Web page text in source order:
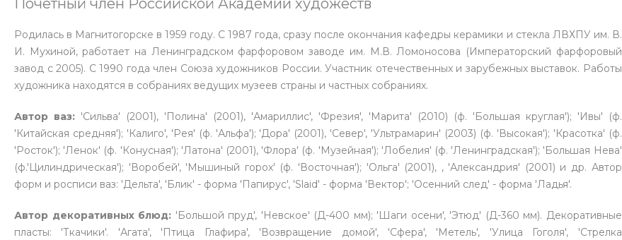
Почётный член Российской Академии художеств
Родилась в Магнитогорске в 1959 году. С 1987 года, сразу после окончания кафедры керамики и стекла ЛВХПУ им. В.
И. Мухиной, работает на Ленинградском фарфоровом заводе им. М.В. Ломоносова (Императорский фарфоровый
завод с 2005). С 1990 года член Союза художников России. Участник отечественных и зарубежных выставок. Работы
художника находятся в собраниях ведущих музеев страны и частных собраниях.
Автор ваз: 'Сильва' (2001), 'Полина' (2001), 'Амариллис', 'Фрезия', 'Марита' (2010) (ф. 'Большая круглая'); 'Ивы' (ф.
'Китайская средняя'); 'Калиго', 'Рея' (ф. 'Альфа'); 'Дора' (2001), 'Север', 'Ультрамарин' (2003) (ф. 'Высокая'); 'Красотка' (ф.
'Росток'); 'Ленок' (ф. 'Конусная'); 'Латона' (2001), 'Флора' (ф. 'Музейная'); 'Лобелия' (ф. 'Ленинградская'); 'Большая Нева'
(ф.'Цилиндрическая'); 'Воробей', 'Мышиный горох' (ф. 'Восточная'); 'Ольга' (2001), , 'Александрия' (2001) и др. Автор
форм и росписи ваз: 'Дельта', 'Блик' - форма 'Папирус', 'Slaid' - форма 'Вектор'; 'Осенний след' - форма 'Ладья'.
Автор декоративных блюд: 'Большой пруд', 'Невское' (Д-400 мм); 'Шаги осени', 'Этюд' (Д-360 мм). Декоративные
пласты: 'Ткачики'. 'Агата', 'Птица Глафира', 'Возвращение домой', 'Сфера', 'Метель', 'Улица Гоголя', 'Стрелка